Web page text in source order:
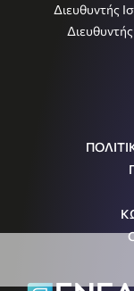
Διευθυντής